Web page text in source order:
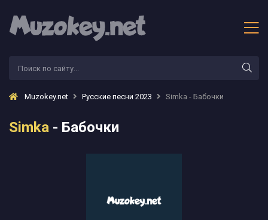
Muzokey.net Русские песни 2023 Simka - Бабочки
Simka - Бабочки